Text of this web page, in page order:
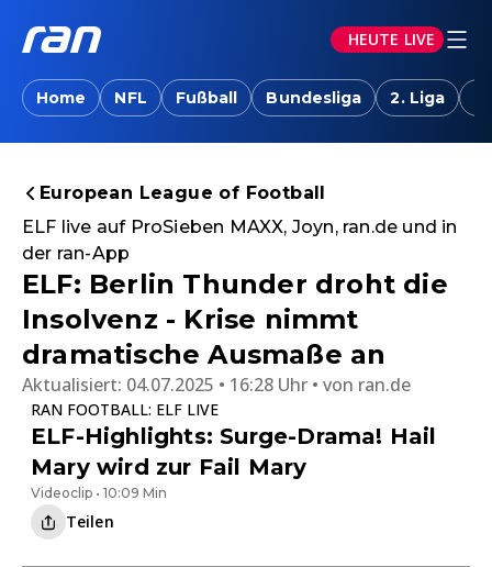
HEUTE LIVE
Home NFL Fußball Bundesliga 2. Liga
European League of Football
ELF live auf ProSieben MAXX, Joyn, ran.de und in
der ran-App
ELF: Berlin Thunder droht die
Insolvenz - Krise nimmt
dramatische Ausmaße an
Aktualisiert: 04.07.2025 • 16:28 Uhr von ran.de
RAN FOOTBALL: ELF LIVE
ELF-Highlights: Surge-Drama! Hail
Mary wird zur Fail Mary
Videoclip • 10:09 Min
Teilen